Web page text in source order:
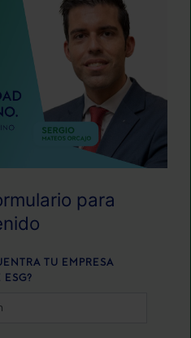
TU EMPRESA
ESG?
para